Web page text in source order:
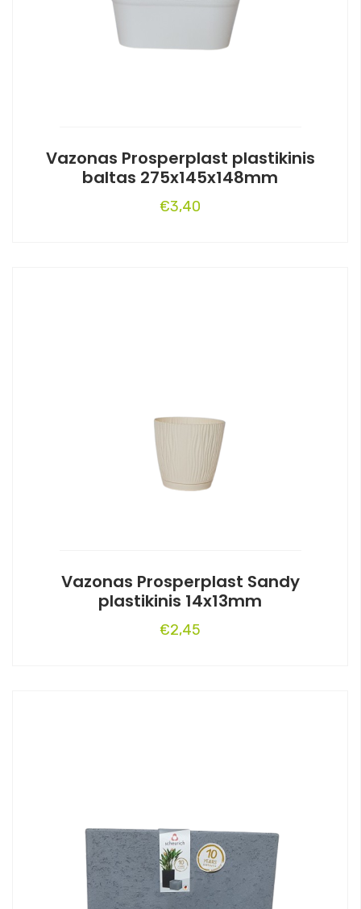
Vazonas Prosperplast plastikinis
baltas 275x145x148mm
€3,40
Vazonas Prosperplast Sandy
plastikinis 14x13mm
€2,45